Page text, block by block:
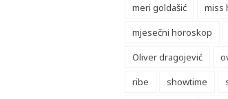
meri goldašić
miss
mjesečni horoskop
Oliver dragojević
ribe
showtime